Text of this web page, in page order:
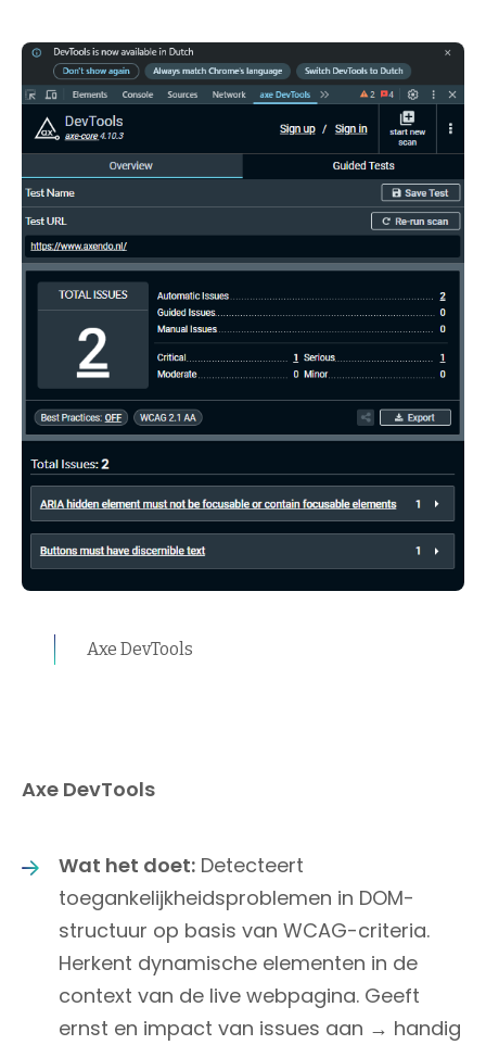
Axe DevTools
Axe DevTools
Wat het doet: Detecteert
toegankelijkheidsproblemen in DOM-
structuur op basis van WCAG-criteria.
Herkent dynamische elementen in de
context van de live webpagina. Geeft
ernst en impact van issues aan → handig